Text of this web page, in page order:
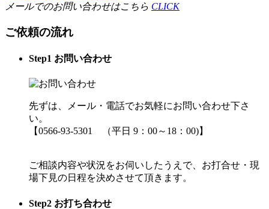
メールでのお問い合わせはこちら CLICK
ご依頼の流れ
Step1 お問い合わせ
先ずは、メール・電話でお気軽にお問い合わせ下さ
い。
【0566-93-5301 （平日 9：00～18：00)】
ご相談内容や状況をお伺いしたうえで、お打合せ・現
場下見の日程を決めさせて頂きます。
Step2 お打ち合わせ